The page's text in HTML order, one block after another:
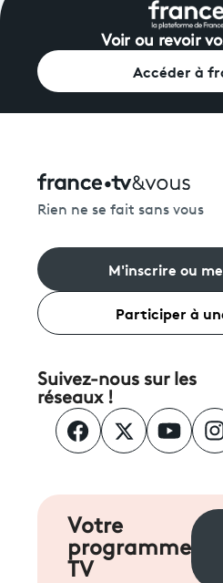
Voir ou revoir
Accéder à
Rien ne se fait sans vous
M'inscrire ou
Participer à
Suivez-nous sur les
réseaux !
Votre
programme
TV